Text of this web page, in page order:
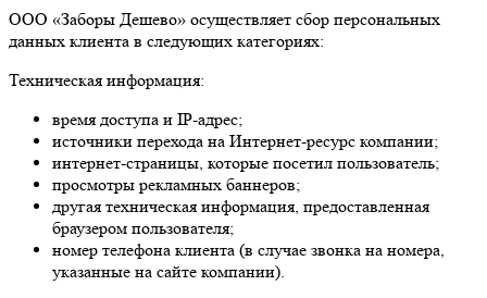
ООО «Заборы Дешево» осуществляет сбор персональных
данных клиента в следующих категориях:
Техническая информация:
время доступа и IP-адрес;
источники перехода на Интернет-ресурс компании;
интернет-страницы, которые посетил пользователь;
просмотры рекламных баннеров;
другая техническая информация, предоставленная
браузером пользователя;
номер телефона клиента (в случае звонка на номера,
указанные на сайте компании).